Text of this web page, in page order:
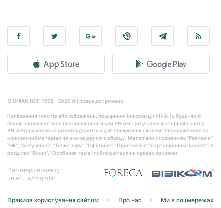
© UNIAN.NET, 1998 - 2026 Усі права дотримано.
Копіювання текстів або зображень, поширення інформації УНІАН у будь-якій
формі забороняється без письмової згоди УНІАН. Цитування матеріалів сайту
УНІАН дозволено за умови відкритого для пошукових систем гіперпосилання на
конкретний матеріал не нижче другого абзацу. Матеріали з позначкою "Реклама",
"НК", "Актуально", "Точка зору", "Офіційно", "Прес-реліз", "партнерський проект" і в
розділах "Вікно", "Особлива тема" публікуються на правах реклами.
Партнери проекту
unian.ua/pogoda:
Правила користування сайтом Про нас Ми в соцмережах